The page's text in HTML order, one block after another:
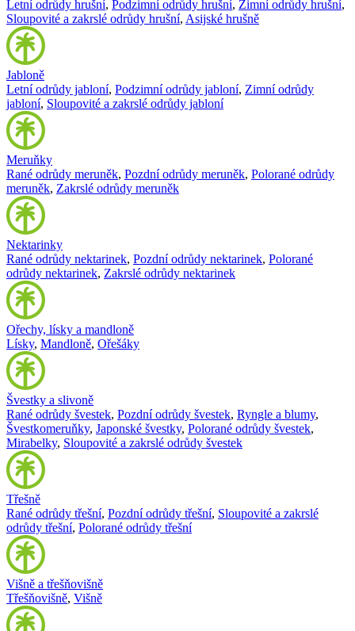
Letní odrůdy hrušní, Podzimní odrůdy hrušní, Zimní odrůdy hrušní,
Sloupovité a zakrslé odrůdy hrušní, Asijské hrušně
Jabloně
Letní odrůdy jabloní, Podzimní odrůdy jabloní, Zimní odrůdy
jabloní, Sloupovité a zakrslé odrůdy jabloní
Meruňky
Rané odrůdy meruněk, Pozdní odrůdy meruněk, Polorané odrůdy
meruněk, Zakrslé odrůdy meruněk
Nektarinky
Rané odrůdy nektarinek, Pozdní odrůdy nektarinek, Polorané
odrůdy nektarinek, Zakrslé odrůdy nektarinek
Ořechy, lísky a mandloně
Lísky, Mandloně, Ořešáky
Švestky a slivoně
Rané odrůdy švestek, Pozdní odrůdy švestek, Ryngle a blumy,
Švestkomeruňky, Japonské švestky, Polorané odrůdy švestek,
Mirabelky, Sloupovité a zakrslé odrůdy švestek
Třešně
Rané odrůdy třešní, Pozdní odrůdy třešní, Sloupovité a zakrslé
odrůdy třešní, Polorané odrůdy třešní
Višně a třešňovišně
Třešňovišně, Višně